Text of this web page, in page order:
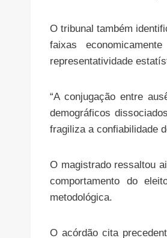
O tribunal também
faixas
representatividade
“A conjugação entre
demográficos
fragiliza a confiabilidade
O magistrado ressaltou
comportamento do
metodológica.
O acórdão cita